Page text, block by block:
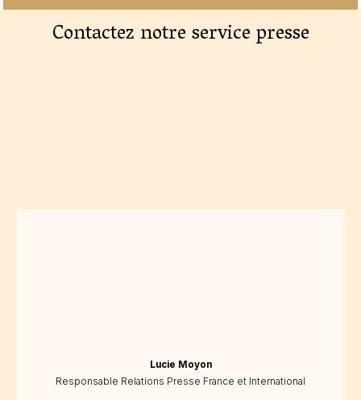
Contactez notre service presse
Lucie Moyon
Responsable Relations Presse France et International